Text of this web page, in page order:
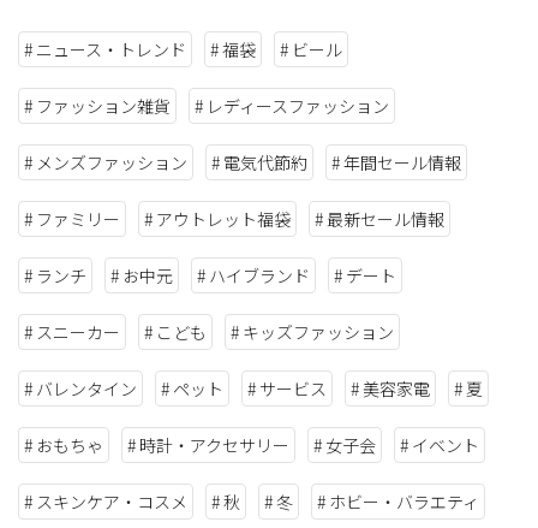
ニュース・トレンド 福袋 ビール
ファッション雑貨 レディースファッション
メンズファッション 電気代節約 年間セール情報
ファミリー アウトレット福袋 最新セール情報
ランチ お中元 ハイブランド デート
スニーカー こども キッズファッション
バレンタイン ペット サービス 美容家電 夏
おもちゃ 時計・アクセサリー 女子会 イベント
スキンケア・コスメ 秋 冬 ホビー・バラエティ